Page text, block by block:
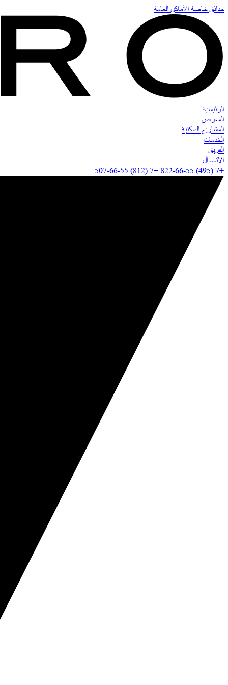
حدائق خاصة الأماكن العامة
الرئيسية
المعرض
المشاريع السكنية
الخدمات
الفريق
الاتصال
+7 (495) 822-66-55
+7 (812) 507-66-55